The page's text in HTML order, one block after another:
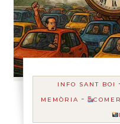
INFO SANT BOI
MEMÒRIA -